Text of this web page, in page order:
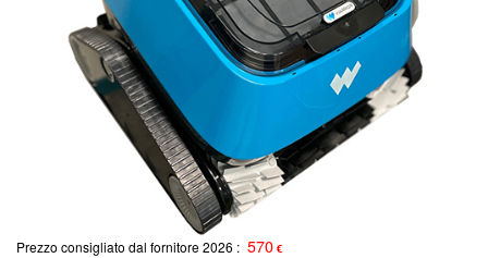
Prezzo consigliato dal fornitore 2026 : 570 €